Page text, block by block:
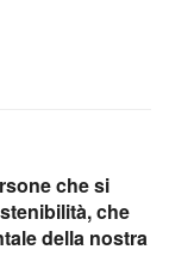
che si
che
della nostra